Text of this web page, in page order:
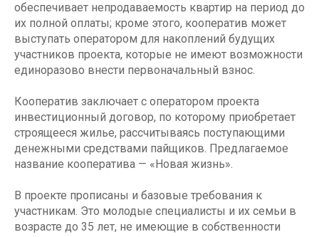
обеспечивает непродаваемость квартир на период до
их полной оплаты; кроме этого, кооператив может
выступать оператором для накоплений будущих
участников проекта, которые не имеют возможности
единоразово внести первоначальный взнос.
Кооператив заключает с оператором проекта
инвестиционный договор, по которому приобретает
строящееся жилье, рассчитываясь поступающими
денежными средствами пайщиков. Предлагаемое
название кооператива — «Новая жизнь».
В проекте прописаны и базовые требования к
участникам. Это молодые специалисты и их семьи в
возрасте до 35 лет, не имеющие в собственности